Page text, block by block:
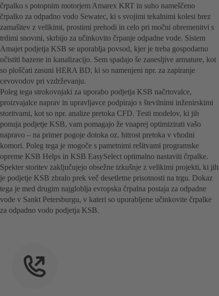
črpalko s potopnim motorjem Amarex KRT in suho nameščeno
črpalko za odpadno vodo Sewatec, ki s svojimi tekalnimi kolesi brez
zamašitev z velikimi, prostimi prehodi in celo pri močni obremenitvi s
trdimi snovmi, skrbijo za učinkovito črpanje odpadne vode. Sistem
Amajet podjetja KSB se uporablja povsod, kjer je treba gospodarno
očistiti bazene in kanalizacijo. Sem spadajo še zanesljive armature, kot
so ploščati zasuni HERA BD, ki so namenjeni npr. za zapiranje
cevovodov pri vzdrževanju.
Poleg tega strokovnjaki za uporabo podjetja KSB načrtovalce,
proizvajalce naprav in upravljavce podpirajo s številnimi inženirskimi
storitvami, kot so npr. analize pretoka CFD. Testi modelov, ki jih
ponuja podjetje KSB, vam pomagajo že vnaprej optimizirati vašo
napravo – na primer pogoje dotoka oz. hitrost pretoka v vhodni
komori. Poleg tega je mogoče s pametnimi rešitvami programske
opreme KSB Helps in KSB EasySelect optimalno nastaviti črpalke.
Spekter storitev zaključujejo obsežne izkušnje z velikimi projekti, ki jih
je podjetje KSB zbralo prek več desetletne prisotnosti na trgu. Dokaz
tega je med drugim najgloblja evropska črpalna postaja za odpadne
vode v Sankt Petersburgu, v kateri so uporabljene učinkovite črpalke
za odpadno vodo podjetja KSB.